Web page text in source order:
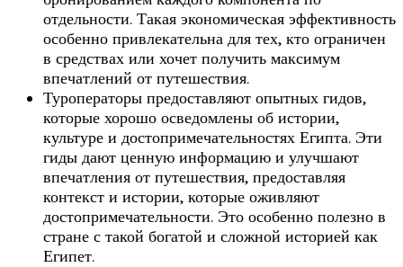
отдельности. Такая экономическая эффективность
особенно привлекательна для тех, кто ограничен
в средствах или хочет получить максимум
впечатлений от путешествия.
Туроператоры предоставляют опытных гидов,
которые хорошо осведомлены об истории,
культуре и достопримечательностях Египта. Эти
гиды дают ценную информацию и улучшают
впечатления от путешествия, предоставляя
контекст и истории, которые оживляют
достопримечательности. Это особенно полезно в
стране с такой богатой и сложной историей как
Египет.